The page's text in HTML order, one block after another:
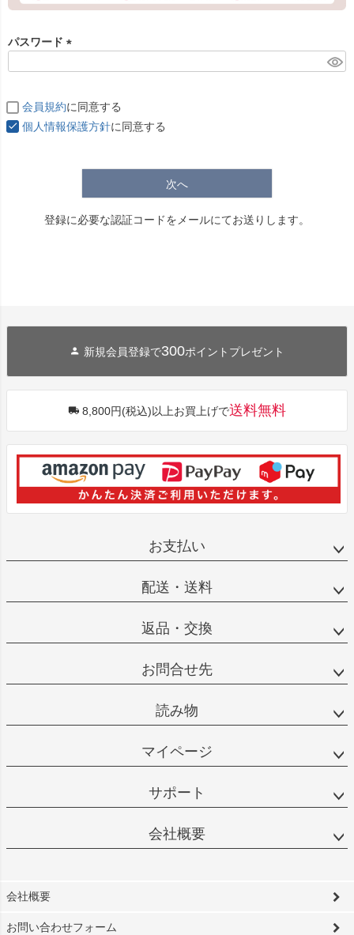
パスワード
)
会員規約に同意する
個人情報保護方針に同意する
次へ
登録に必要な認証コードをメールにてお送りします。
新規会員登録で300ポイントプレゼント
8,800円(税込)以上お買上げで送料無料
お支払い
配送・送料
返品・交換
お問合せ先
読み物
マイページ
サポート
会社概要
会社概要
お問い合わせフォーム